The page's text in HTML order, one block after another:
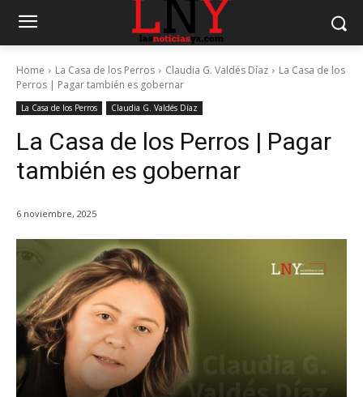
Home La Casa de los Perros Claudia G. Valdés Díaz
La Casa de los
Perros | Pagar también es gobernar
La Casa de los Perros Claudia G. Valdés Díaz
La Casa de los Perros | Pagar
también es gobernar
6 noviembre, 2025